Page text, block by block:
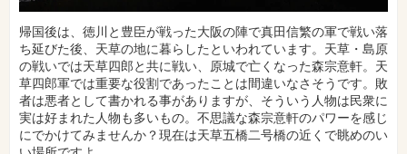
帰国後は、徳川と豊臣が戦った大阪の陣で真田信繁の軍で戦い落
ち延びた後、天草の地に暮らしたといわれています。天草・島原
の戦いでは天草四郎と共に戦い、原城で亡くなった森宗意軒。天
草四郎軍では重要な役割であったことは間違いなさそうです。敗
者は悪者として書かれる事がありますが、そういう人物は民衆に
実は好まれた人物も多いもの。不思議な森宗意軒のパワーを感じ
にでかけてみませんか？現在は天草五橋二号橋の近くで眺めのい